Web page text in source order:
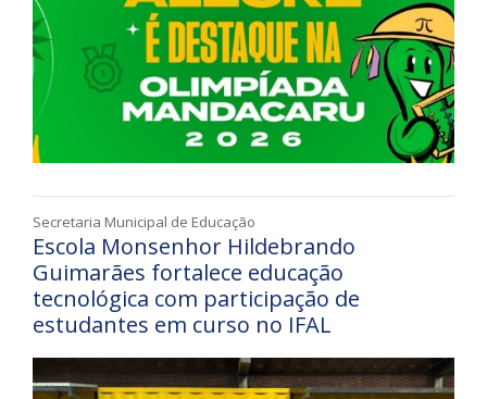
Secretaria Municipal de Educação
Escola Monsenhor Hildebrando
Guimarães fortalece educação
tecnológica com participação de
estudantes em curso no IFAL